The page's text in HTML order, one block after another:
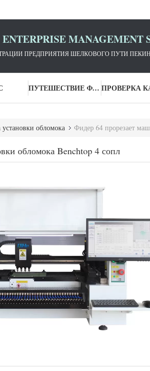
MANAGEMENT
ПРЕДПРИЯТИЯ ШЕЛКОВОГО ПУТИ
ПУТЕШЕСТВИЕ ФАБРИКИ
обломока Фидер 64 прорезает
обломока Benchtop 4 сопл